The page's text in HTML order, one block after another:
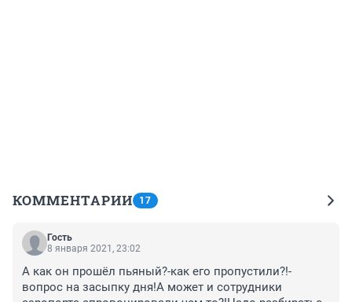
КОММЕНТАРИИ 17
Гость
8 января 2021, 23:02
А как он прошёл пьяный?-как его пропустили?!-
вопрос на засыпку дня!А может и сотрудники